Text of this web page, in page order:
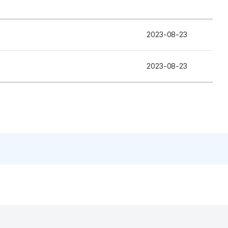
2023-08-23
2023-08-23